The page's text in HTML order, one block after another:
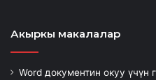
Акыркы макалалар
Word документин окуу үчүн